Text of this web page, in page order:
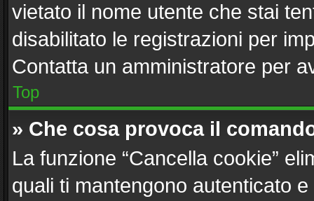
vietato il nome utente che stai
disabilitato le registrazioni per
Contatta un amministratore per
Top
» Che cosa provoca il
La funzione “Cancella cookie”
quali ti mantengono autenticato